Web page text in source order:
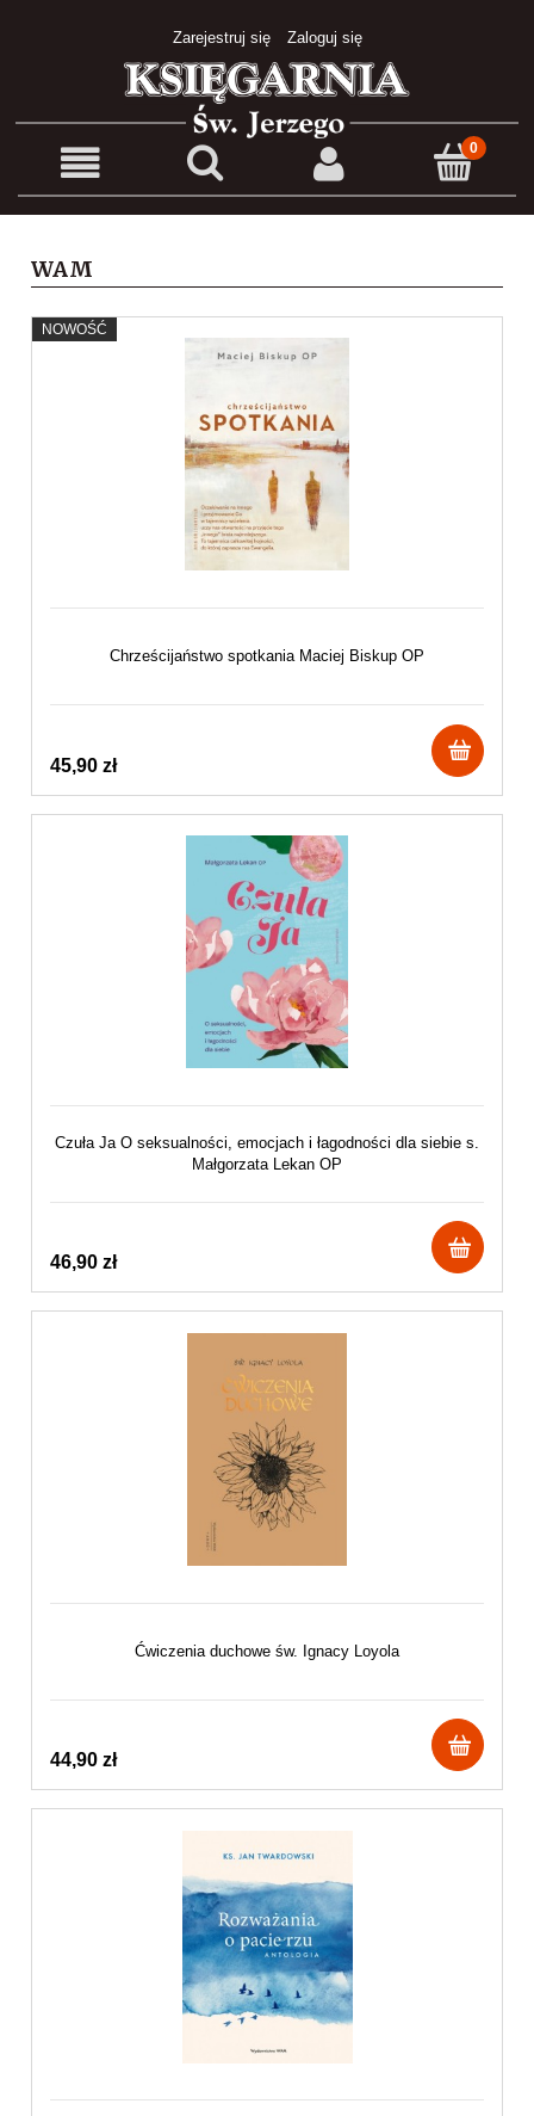
Zarejestruj się Zaloguj się
WAM
Chrześcijaństwo spotkania Maciej Biskup OP
45,90 zł
NOWOŚĆ
Czuła Ja O seksualności, emocjach i łagodności dla siebie s.
Małgorzata Lekan OP
46,90 zł
Ćwiczenia duchowe św. Ignacy Loyola
44,90 zł